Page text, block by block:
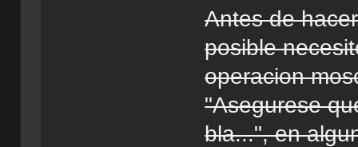
Antes de
posible
operacion
"Asegurese
bla...", en